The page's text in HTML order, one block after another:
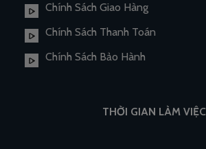
Chính Sách Giao Hàng
Chính Sách Thanh Toán
Chính Sách Bảo Hành
THỜI GIAN LÀM VIỆC